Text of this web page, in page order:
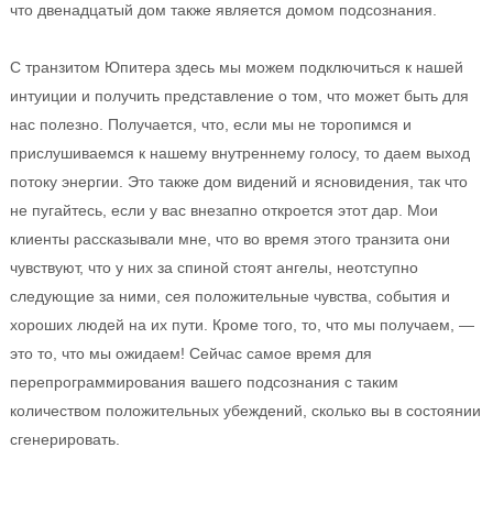
что двенадцатый дом также является домом подсознания.
С транзитом Юпитера здесь мы можем подключиться к нашей
интуиции и получить представление о том, что может быть для
нас полезно. Получается, что, если мы не торопимся и
прислушиваемся к нашему внутреннему голосу, то даем выход
потоку энергии. Это также дом видений и ясновидения, так что
не пугайтесь, если у вас внезапно откроется этот дар. Мои
клиенты рассказывали мне, что во время этого транзита они
чувствуют, что у них за спиной стоят ангелы, неотступно
следующие за ними, сея положительные чувства, события и
хороших людей на их пути. Кроме того, то, что мы получаем, —
это то, что мы ожидаем! Сейчас самое время для
перепрограммирования вашего подсознания с таким
количеством положительных убеждений, сколько вы в состоянии
сгенерировать.